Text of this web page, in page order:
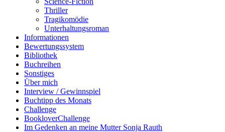
Thriller
Tragikomödie
Unterhaltungsroman
Informationen
Bewertungssystem
Bibliothek
Buchreihen
Sonstiges
Über mich
Interview / Gewinnspiel
Buchtipp des Monats
Challenge
BookloverChallenge
Im Gedenken an meine Mutter Sonja Rauth